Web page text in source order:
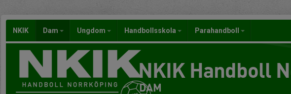
NKIK Dam Ungdom Handbollsskola Parahandboll
NKIK Handboll
DAM